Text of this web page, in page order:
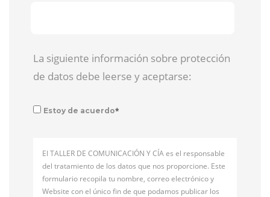
La siguiente información sobre protección
de datos debe leerse y aceptarse:
Estoy de acuerdo*
El TALLER DE COMUNICACIÓN Y CÍA es el responsable
del tratamiento de los datos que nos proporcione. Este
formulario recopila tu nombre, correo electrónico y
Website con el único fin de que podamos publicar los